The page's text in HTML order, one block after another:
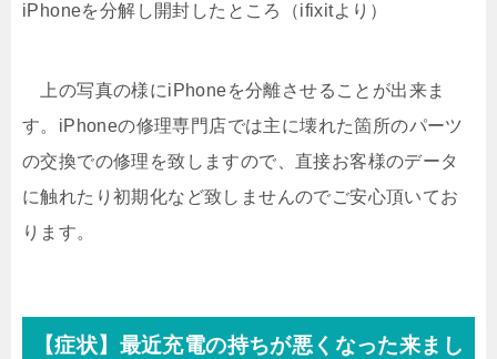
iPhoneを分解し開封したところ（ifixitより）
上の写真の様にiPhoneを分離させることが出来ま
す。iPhoneの修理専門店では主に壊れた箇所のパーツ
の交換での修理を致しますので、直接お客様のデータ
に触れたり初期化など致しませんのでご安心頂いてお
ります。
【症状】最近充電の持ちが悪くなった来まし